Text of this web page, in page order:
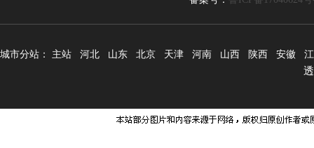
城市分站： 主站 河北 山东 北京 天津 河南 山西 陕西 安徽